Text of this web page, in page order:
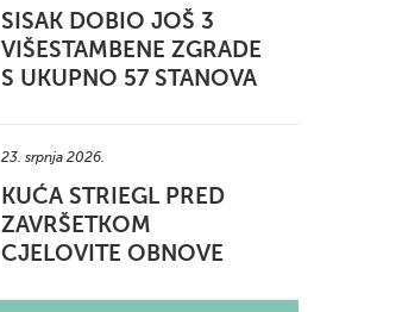
SISAK DOBIO JOŠ 3
VIŠESTAMBENE ZGRADE
S UKUPNO 57 STANOVA
23. srpnja 2026.
KUĆA STRIEGL PRED
ZAVRŠETKOM
CJELOVITE OBNOVE